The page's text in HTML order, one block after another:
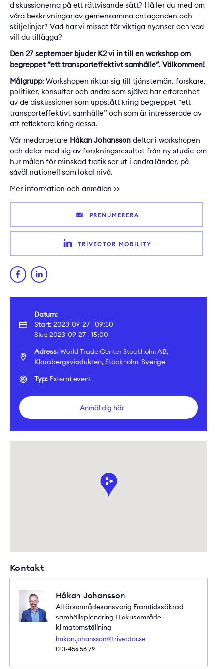
Datum:
Start: 2023-09-27 - 09:30
Slut: 2023-09-27 - 15:00
Adress:World Trade Center Stockholm AB,
Klarabergsviadukten, Stockholm, Sverige
Typ: Externt event
Anmäl dig här
Kontakt
Håkan Johansson
Affärsområdesansvarig Framtidssäkrad
samhällsplanering I Fokusområde
klimatomställning
hakan.johansson@trivector.se
010-456 56 79
diskussionerna på ett rättvisande sätt? Håller du med om
våra beskrivningar av gemensamma antaganden och
skiljelinjer? Vad har vi missat för viktiga nyanser och vad
vill du tillägga?
Den 27 september bjuder K2 vi in till en workshop om
begreppet ”ett transporteffektivt samhälle”. Välkommen!
Målgrupp: Workshopen riktar sig till tjänstemän, forskare,
politiker, konsulter och andra som själva har erfarenhet
av de diskussioner som uppstått kring begreppet ”ett
transporteffektivt samhälle” och som är intresserade av
att reflektera kring dessa.
Vår medarbetare Håkan Johansson deltar i workshopen
och delar med sig av forskningsresultat från ny studie om
hur målen för minskad trafik ser ut i andra länder, på
såväl nationell som lokal nivå.
Mer information och anmälan >>
PRENUMERERA
TRIVECTOR MOBILITY